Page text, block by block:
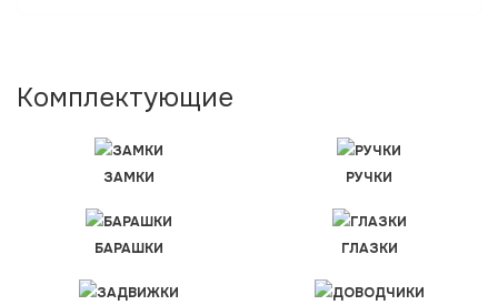
Комплектующие
ЗАМКИ РУЧКИ
БАРАШКИ ГЛАЗКИ